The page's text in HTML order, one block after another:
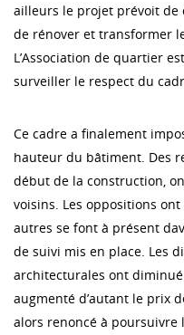
ailleurs le projet prévoit de
de rénover et transformer
L’Association de quartier
surveiller le respect du
Ce cadre a finalement
hauteur du bâtiment. Des
début de la construction,
voisins. Les oppositions ont
autres se font à présent
de suivi mis en place. Les
architecturales ont
augmenté d’autant le prix
alors renoncé à poursuivre